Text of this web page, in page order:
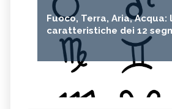
Fuoco, Terra, Aria, Acqua:
caratteristiche dei 12